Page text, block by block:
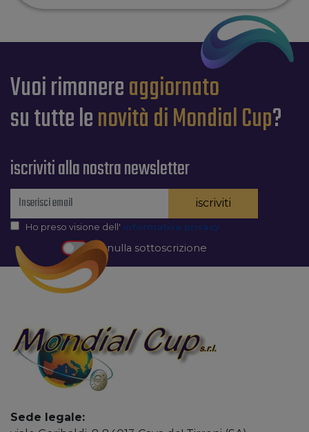
Vuoi rimanereaggiornato
su tutte lenovità di Mondial Cup?
iscriviti alla nostra newsletter
iscriviti
Ho preso visione dell' informativa privacy
Annulla sottoscrizione
Sede legale: